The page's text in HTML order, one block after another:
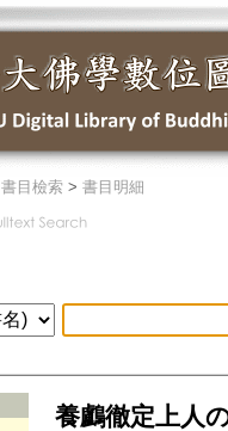
書目檢索 > 書目明細
養鸕徹定上人